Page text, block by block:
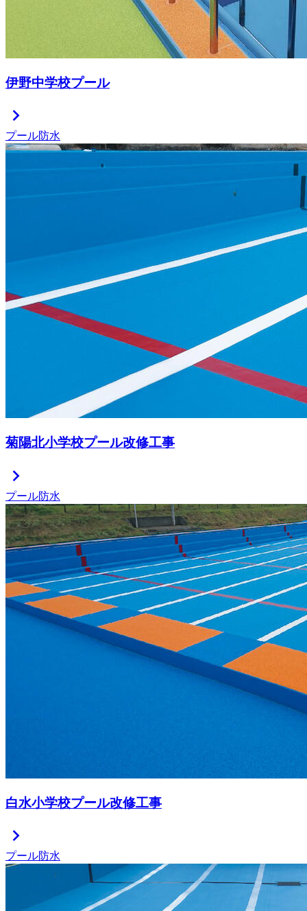
伊野中学校プール
chevron_right
プール防水
菊陽北小学校プール改修工事
chevron_right
プール防水
白水小学校プール改修工事
chevron_right
プール防水